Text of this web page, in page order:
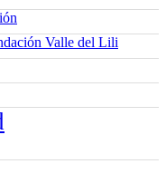
Valle del Lili